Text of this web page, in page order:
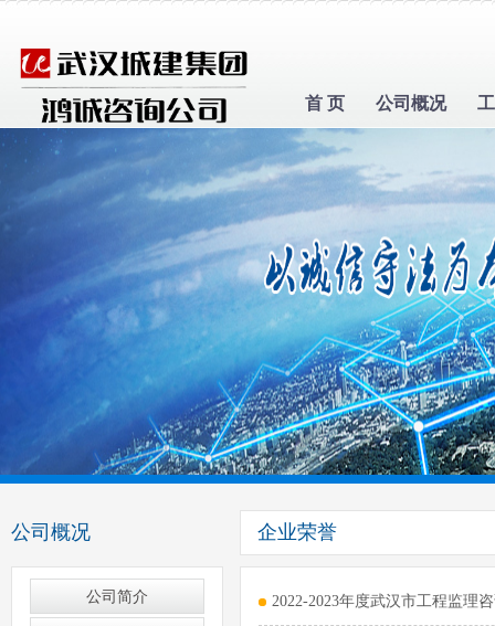
首 页 公司概况
公司概况
公司简介
企业荣誉
2022-2023年度武汉市工程监理